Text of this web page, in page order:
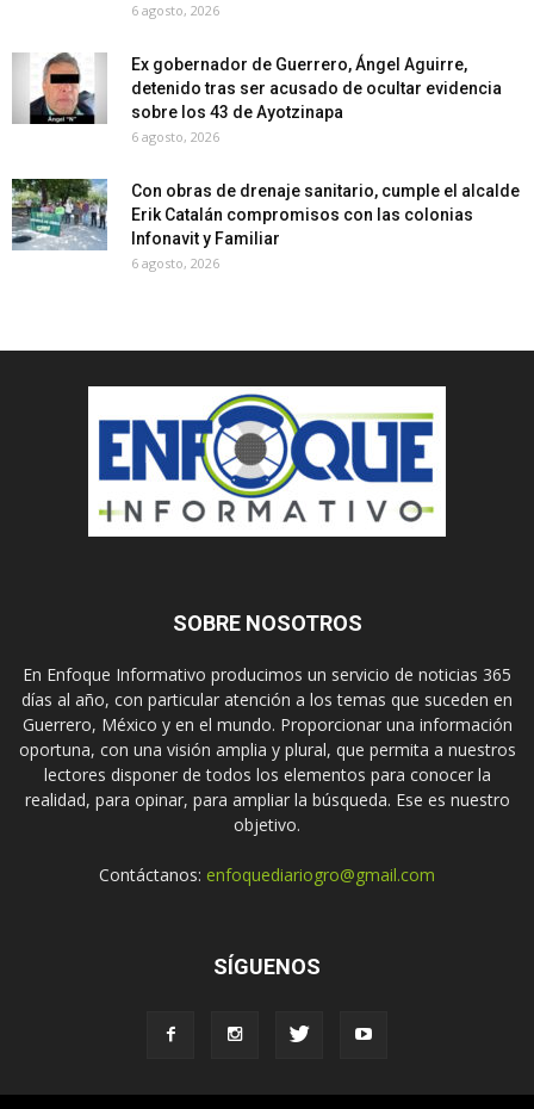
6 agosto, 2026
Ex gobernador de Guerrero, Ángel Aguirre,
detenido tras ser acusado de ocultar evidencia
sobre los 43 de Ayotzinapa
6 agosto, 2026
Con obras de drenaje sanitario, cumple el alcalde
Erik Catalán compromisos con las colonias
Infonavit y Familiar
6 agosto, 2026
SOBRE NOSOTROS
En Enfoque Informativo producimos un servicio de noticias 365
días al año, con particular atención a los temas que suceden en
Guerrero, México y en el mundo. Proporcionar una información
oportuna, con una visión amplia y plural, que permita a nuestros
lectores disponer de todos los elementos para conocer la
realidad, para opinar, para ampliar la búsqueda. Ese es nuestro
objetivo.
Contáctanos: enfoquediariogro@gmail.com
SÍGUENOS